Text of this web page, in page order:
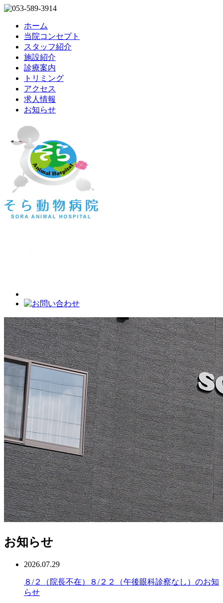
ホーム
当院コンセプト
スタッフ紹介
施設紹介
診療案内
トリミング
アクセス
求人情報
お知らせ
お知らせ
2026.07.29
８/２（院長不在）８/２２（午後眼科診察なし）のお知
らせ